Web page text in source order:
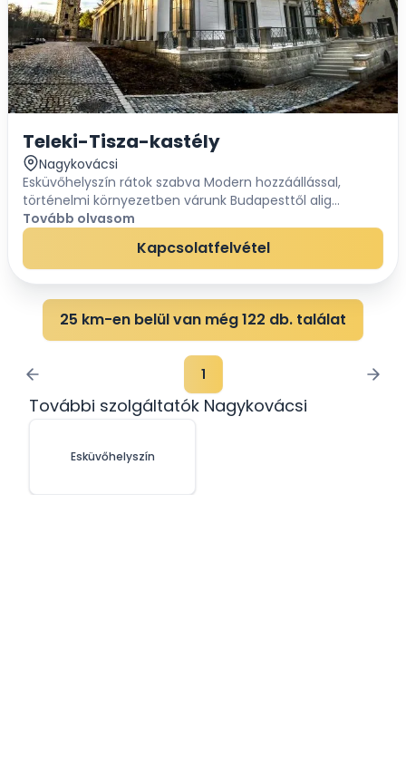
Teleki-Tisza-kastély
Nagykovácsi
Esküvőhelyszín rátok szabva Modern hozzáállással,
történelmi környezetben várunk Budapesttől alig
félórára, zöld környezetben, a Teleki–Tisza-
kastélyban!Több, mint kastély! Az elegáns, 2017-ben...
Tovább olvasom
Kapcsolatfelvétel
25 km-en belül van még 122 db. találat
1
További szolgáltatók Nagykovácsi
Esküvőhelyszín